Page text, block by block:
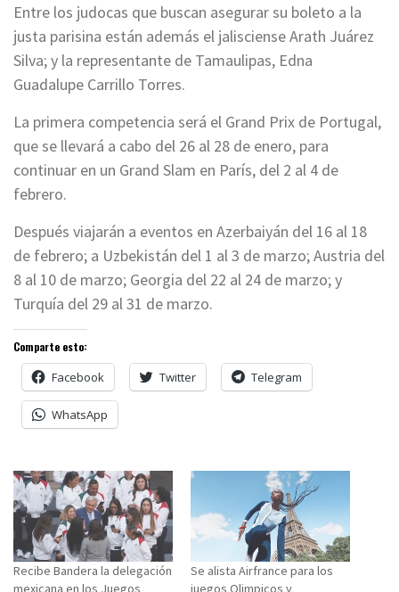
Entre los judocas que buscan asegurar su boleto a la
justa parisina están además el jalisciense Arath Juárez
Silva; y la representante de Tamaulipas, Edna
Guadalupe Carrillo Torres.
La primera competencia será el Grand Prix de Portugal,
que se llevará a cabo del 26 al 28 de enero, para
continuar en un Grand Slam en París, del 2 al 4 de
febrero.
Después viajarán a eventos en Azerbaiyán del 16 al 18
de febrero; a Uzbekistán del 1 al 3 de marzo; Austria del
8 al 10 de marzo; Georgia del 22 al 24 de marzo; y
Turquía del 29 al 31 de marzo.
Comparte esto:
Facebook Twitter Telegram
WhatsApp
Recibe Bandera la delegación
mexicana en los Juegos
Se alista Airfrance para los
juegos Olimpicos y